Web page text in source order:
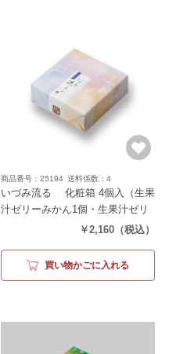
商品番号：25194 送料係数：4
いづみ流るゝ 化粧箱 4個入
（生果
汁ゼリーみかん1個・生果汁ゼリ
ーもも1個・生水羊羹2個）
￥2,160 （税込）
買い物かごに入れる